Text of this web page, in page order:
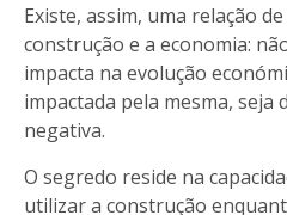
Existe, assim, uma relação
construção e a economia:
impacta na evolução
impactada pela mesma, seja
negativa.
O segredo reside na
utilizar a construção